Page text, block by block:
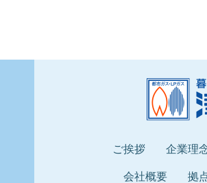
ご挨拶 企業理
会社概要 拠